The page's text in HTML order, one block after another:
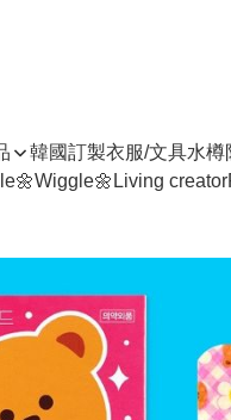
韓國訂製衣服/文具水樽
Living creator